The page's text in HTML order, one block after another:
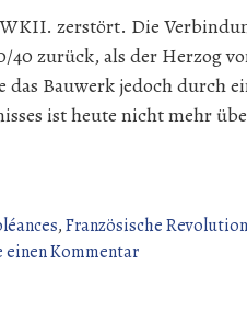
zerstört. Die
40 zurück, als der Herzog
Bauwerk jedoch durch
ist heute nicht mehr
,Französische Revolution
einen Kommentarzu